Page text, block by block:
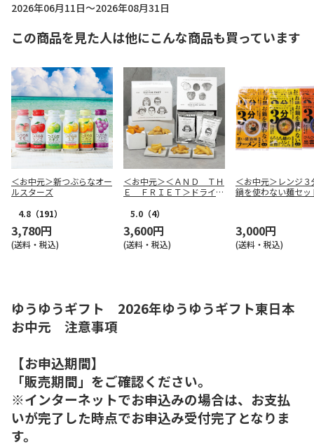
2026年06月11日～2026年08月31日
この商品を見た人は他にこんな商品も買っています
＜お中元＞新つぶらなオー
ルスターズ
4.8 （191）
3,780円
(送料・税込)
＜お中元＞＜ＡＮＤ ＴＨ
Ｅ ＦＲＩＥＴ＞ドライフ
5.0 （4）
3,600円
(送料・税込)
＜お中元＞レンジ
鍋を使わない麺セッ
3,000円
(送料・税込)
ゆうゆうギフト 2026年ゆうゆうギフト東日本
お中元 注意事項
【お申込期間】
「販売期間」をご確認ください。
※インターネットでお申込みの場合は、お支払
いが完了した時点でお申込み受付完了となりま
す。